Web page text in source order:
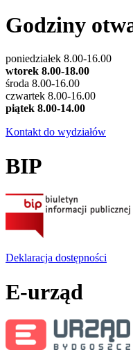
Godziny
poniedziałek 8.00-16.00
wtorek 8.00-18.00
środa 8.00-16.00
czwartek 8.00-16.00
piątek 8.00-14.00
Kontakt do wydziałów
BIP
Deklaracja dostępności
E-urząd